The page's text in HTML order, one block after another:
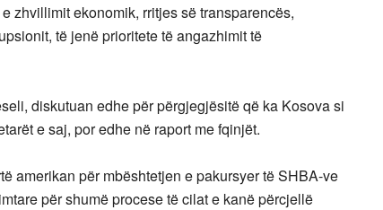
zhvillimit ekonomik, rritjes së transparencës,
të jenë prioritete të angazhimit të
diskutuan edhe për përgjegjësitë që ka Kosova si
e saj, por edhe në raport me fqinjët.
amerikan për mbështetjen e pakursyer të SHBA-ve
për shumë procese të cilat e kanë përcjellë